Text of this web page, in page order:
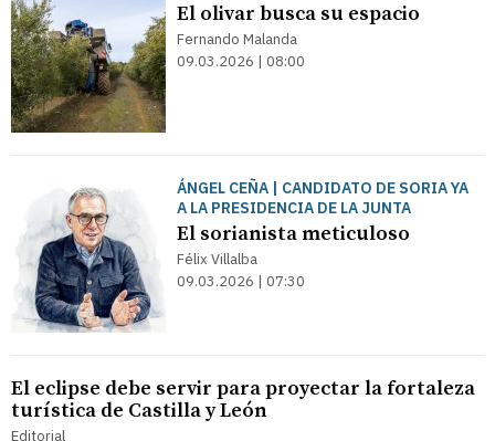
El olivar busca su espacio
Fernando Malanda
09.03.2026 | 08:00
ÁNGEL CEÑA | CANDIDATO DE SORIA YA
A LA PRESIDENCIA DE LA JUNTA
El sorianista meticuloso
Félix Villalba
09.03.2026 | 07:30
El eclipse debe servir para proyectar la fortaleza
turística de Castilla y León
Editorial